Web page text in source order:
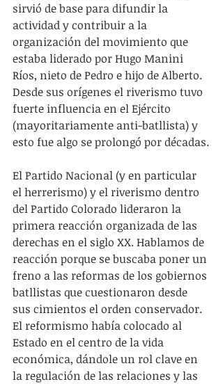
sirvió de base para difundir la
actividad y contribuir a la
organización del movimiento que
estaba liderado por Hugo Manini
Ríos, nieto de Pedro e hijo de Alberto.
Desde sus orígenes el riverismo tuvo
fuerte influencia en el Ejército
(mayoritariamente anti-batllista) y
esto fue algo se prolongó por décadas.
El Partido Nacional (y en particular
el herrerismo) y el riverismo dentro
del Partido Colorado lideraron la
primera reacción organizada de las
derechas en el siglo XX. Hablamos de
reacción porque se buscaba poner un
freno a las reformas de los gobiernos
batllistas que cuestionaron desde
sus cimientos el orden conservador.
El reformismo había colocado al
Estado en el centro de la vida
económica, dándole un rol clave en
la regulación de las relaciones y las